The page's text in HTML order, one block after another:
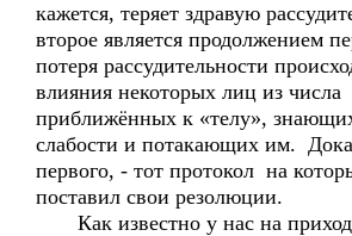
кажется, теряет здравую
второе является продолжением
потеря рассудительности
влияния некоторых лиц из числа
приближённых к «телу»,
слабости и потакающих им.
первого, - тот протокол на
поставил свои резолюции.
Как известно у нас на